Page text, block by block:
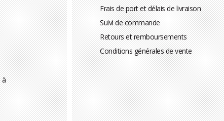
à
Frais de port et délais de livraison
Suivi de commande
Retours et remboursements
Conditions générales de vente